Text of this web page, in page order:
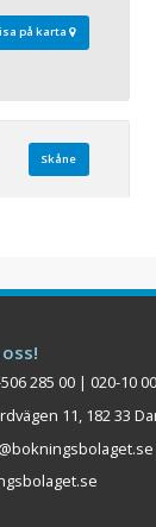
på karta
Skåne
i Mölle är
finns
nav för
Visa på karta
285 00 | 020-10
11, 182 33